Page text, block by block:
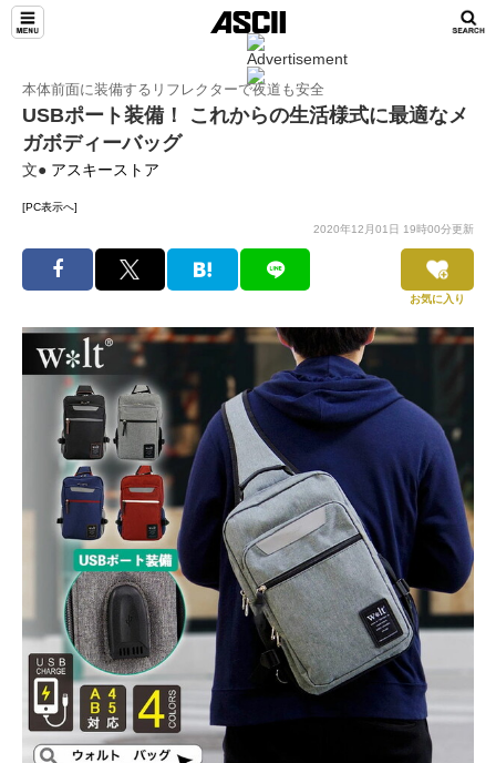
本体前面に装備するリフレクターで夜道も安全
USBポート装備！ これからの生活様式に最適なメ
ガボディーバッグ
文● アスキーストア
[PC表示へ]
2020年12月01日 19時00分更新
お気に入り